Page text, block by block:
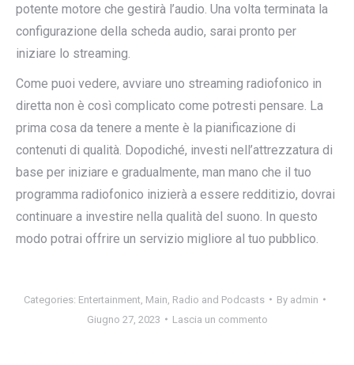
potente motore che gestirà l’audio. Una volta terminata la
configurazione della scheda audio, sarai pronto per
iniziare lo streaming.
Come puoi vedere, avviare uno streaming radiofonico in
diretta non è così complicato come potresti pensare. La
prima cosa da tenere a mente è la pianificazione di
contenuti di qualità. Dopodiché, investi nell’attrezzatura di
base per iniziare e gradualmente, man mano che il tuo
programma radiofonico inizierà a essere redditizio, dovrai
continuare a investire nella qualità del suono. In questo
modo potrai offrire un servizio migliore al tuo pubblico.
Categories: Entertainment Main Radio and Podcasts By admin
Giugno 27, 2023
Lascia un commento